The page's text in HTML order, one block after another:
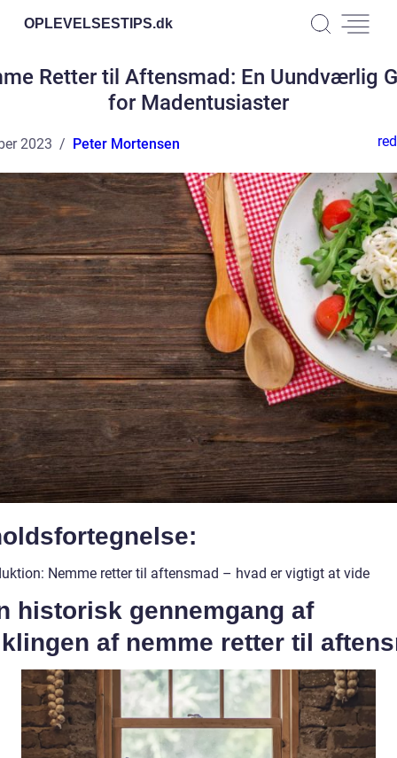
OPLEVELSESTIPS.dk
Retter til Aftensmad: En Uundværlig
for Madentusiaster
2023 Peter Mortensen
Nemme retter til aftensmad – hvad er vigtigt at vide
historisk gennemgang af
af nemme retter til